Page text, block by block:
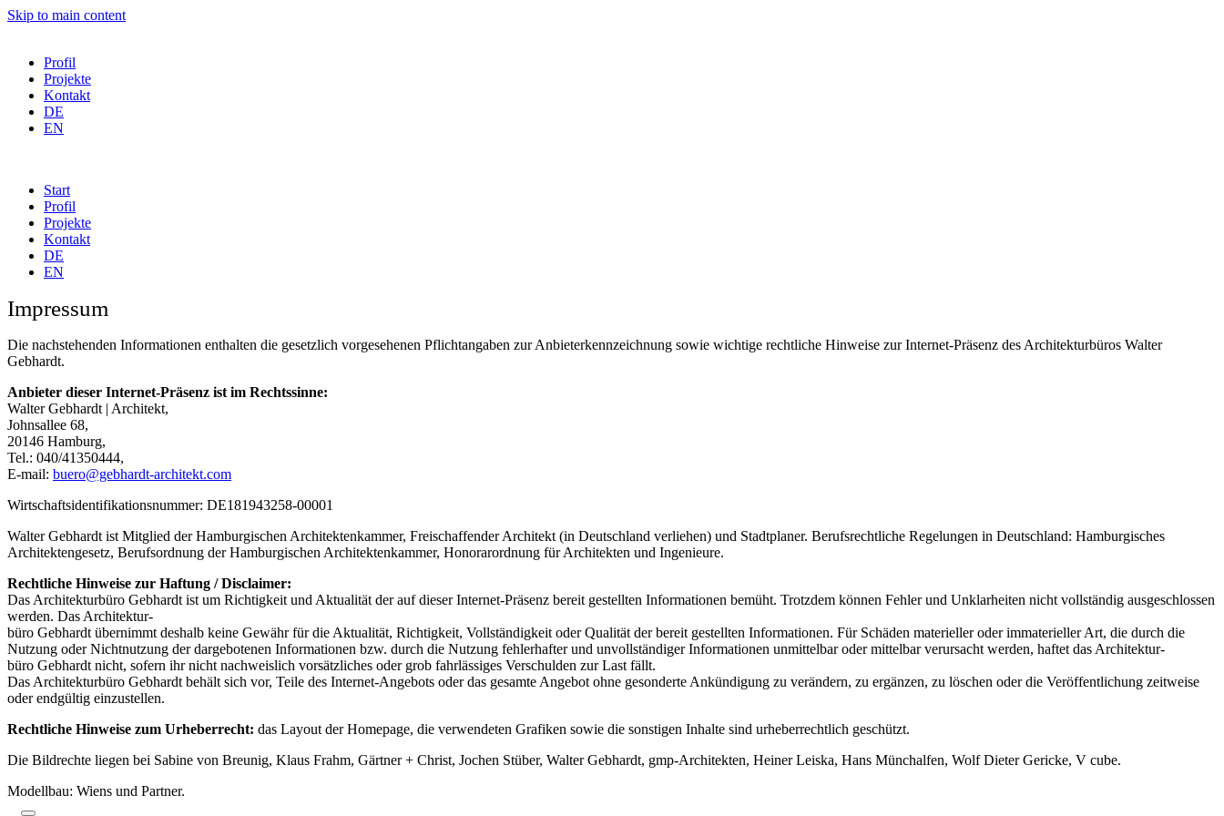
Skip to main content
Profil
Projekte
Kontakt
DE
EN
Start
Profil
Projekte
Kontakt
DE
EN
Impressum
Die nachstehenden Informationen enthalten die gesetzlich vorgesehenen Pflichtangaben zur Anbieterkennzeichnung sowie wichtige rechtliche Hinweise zur Internet-Präsenz des Architekturbüros Walter
Gebhardt.
Anbieter dieser Internet-Präsenz ist im Rechtssinne:
Walter Gebhardt | Architekt,
Johnsallee 68,
20146 Hamburg,
Tel.: 040/41350444,
E-mail: buero@gebhardt-architekt.com
Wirtschaftsidentifikationsnummer: DE181943258-00001
Walter Gebhardt ist Mitglied der Hamburgischen Architektenkammer, Freischaffender Architekt (in Deutschland verliehen) und Stadtplaner. Berufsrechtliche Regelungen in Deutschland: Hamburgisches
Architektengesetz, Berufsordnung der Hamburgischen Architektenkammer, Honorarordnung für Architekten und Ingenieure.
Rechtliche Hinweise zur Haftung / Disclaimer:
Das Architekturbüro Gebhardt ist um Richtigkeit und Aktualität der auf dieser Internet-Präsenz bereit gestellten Informationen bemüht. Trotzdem können Fehler und Unklarheiten nicht vollständig ausgeschlossen
werden. Das Architektur-
büro Gebhardt übernimmt deshalb keine Gewähr für die Aktualität, Richtigkeit, Vollständigkeit oder Qualität der bereit gestellten Informationen. Für Schäden materieller oder immaterieller Art, die durch die
Nutzung oder Nichtnutzung der dargebotenen Informationen bzw. durch die Nutzung fehlerhafter und unvollständiger Informationen unmittelbar oder mittelbar verursacht werden, haftet das Architektur-
büro Gebhardt nicht, sofern ihr nicht nachweislich vorsätzliches oder grob fahrlässiges Verschulden zur Last fällt.
Das Architekturbüro Gebhardt behält sich vor, Teile des Internet-Angebots oder das gesamte Angebot ohne gesonderte Ankündigung zu verändern, zu ergänzen, zu löschen oder die Veröffentlichung zeitweise
oder endgültig einzustellen.
Rechtliche Hinweise zum Urheberrecht: das Layout der Homepage, die verwendeten Grafiken sowie die sonstigen Inhalte sind urheberrechtlich geschützt.
Die Bildrechte liegen bei Sabine von Breunig, Klaus Frahm, Gärtner + Christ, Jochen Stüber, Walter Gebhardt, gmp-Architekten, Heiner Leiska, Hans Münchalfen, Wolf Dieter Gericke, V cube.
Modellbau: Wiens und Partner.